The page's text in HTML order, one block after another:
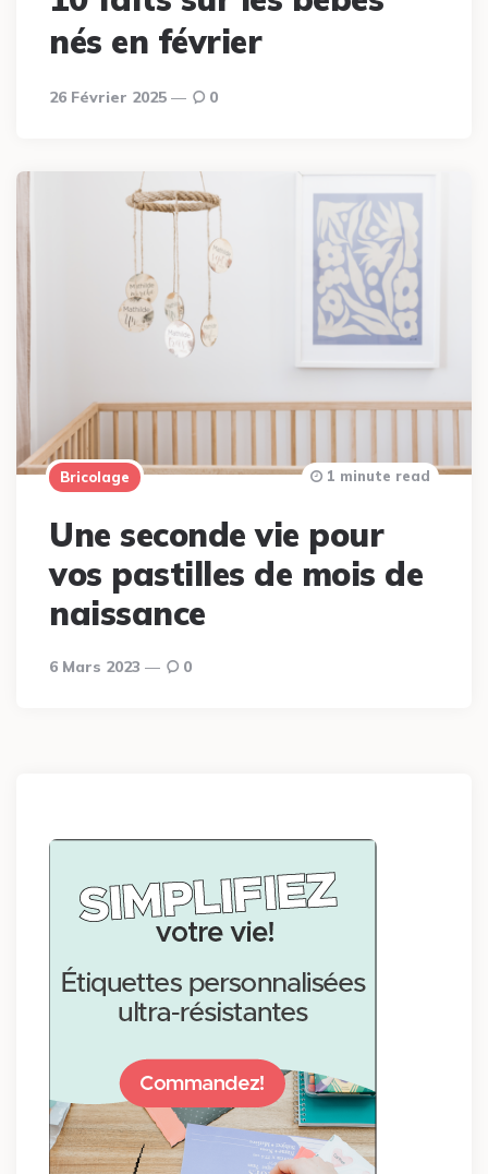
nés en février
26 Février 2025 0
Bricolage
Une seconde vie pour
vos pastilles de mois de
naissance
6 Mars 2023
1 minute read
0